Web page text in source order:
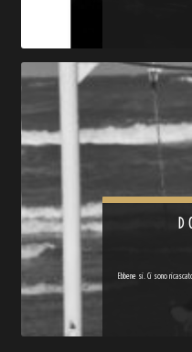
Ebbene si. Ci sono